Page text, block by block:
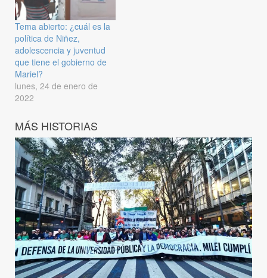
Tema abierto: ¿cuál es la
política de Niñez,
adolescencia y juventud
que tiene el gobierno de
Mariel?
lunes, 24 de enero de
2022
MÁS HISTORIAS